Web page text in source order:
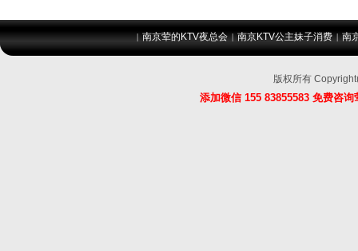
版权所有
添加微信 155 83855583 免费咨
|南京荤的KTV夜总会 |南京KTV公主妹子消费 |南